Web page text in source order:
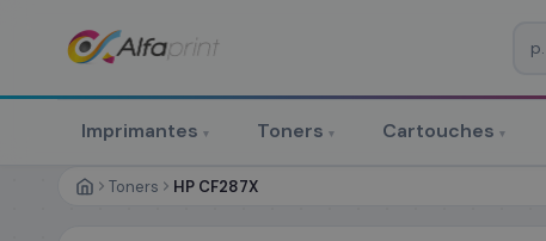
Imprimantes ▾ Toners ▾ Cartouches ▾
Toners HP CF287X
Prévoyez & économisez
personnalisé